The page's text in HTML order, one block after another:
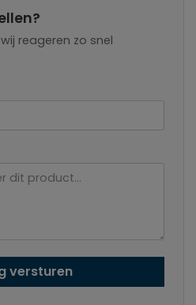
reageren zo snel
versturen